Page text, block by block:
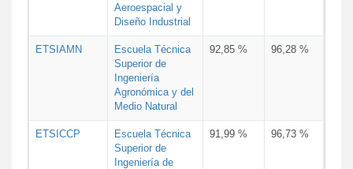
Aeroespacial y
Diseño Industrial
ETSIAMN
Escuela Técnica
Superior de
Ingeniería
Agronómica y del
Medio Natural
92,85 % 96,28 %
ETSICCP
Escuela Técnica
Superior de
Ingeniería de
91,99 % 96,73 %